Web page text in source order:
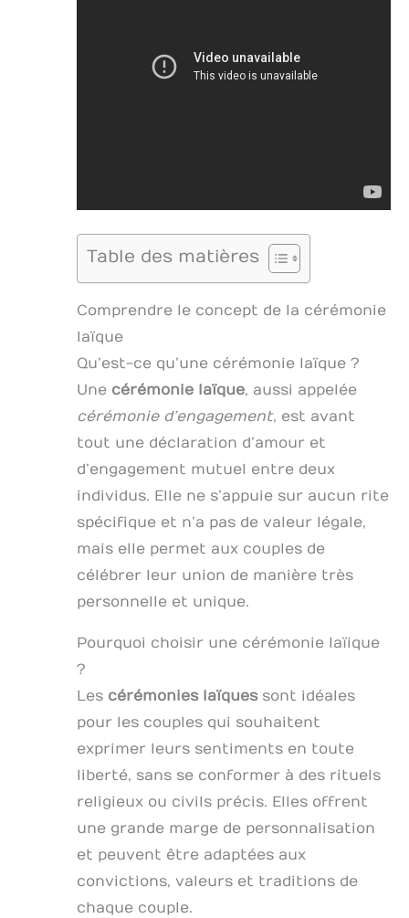
Table des matières
Comprendre le concept de la cérémonie
laïque
Qu’est-ce qu’une cérémonie laïque ?
Une cérémonie laïque, aussi appelée
cérémonie d’engagement, est avant
tout une déclaration d’amour et
d’engagement mutuel entre deux
individus. Elle ne s’appuie sur aucun rite
spécifique et n’a pas de valeur légale,
mais elle permet aux couples de
célébrer leur union de manière très
personnelle et unique.
Pourquoi choisir une cérémonie laïique
?
Les cérémonies laïquessont idéales
pour les couples qui souhaitent
exprimer leurs sentiments en toute
liberté, sans se conformer à des rituels
religieux ou civils précis. Elles offrent
une grande marge de personnalisation
et peuvent être adaptées aux
convictions, valeurs et traditions de
chaque couple.